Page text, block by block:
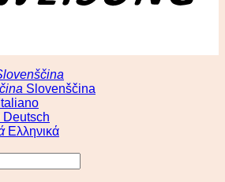
Slovenščina
Italiano
Deutsch
Ελληνικά